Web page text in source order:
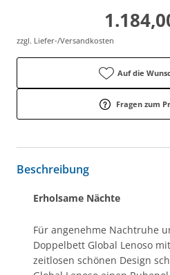
zzgl. Liefer-/Versandkosten
Auf die
Fragen zum
Beschreibung
Erholsame Nächte
Für angenehme Nachtruhe
Doppelbett Global Lenoso
zeitlosen schönen Design